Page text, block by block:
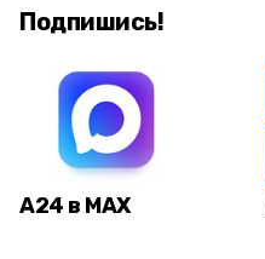
Подпишись!
А24 в MAX